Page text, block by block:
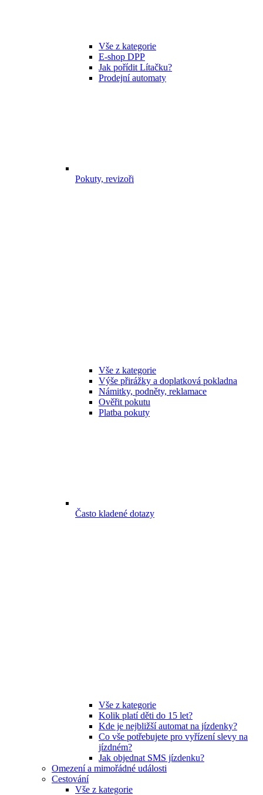
Vše z kategorie
E-shop DPP
Jak pořídit Lítačku?
Prodejní automaty
Pokuty, revizoři
Vše z kategorie
Výše přirážky a doplatková pokladna
Námitky, podněty, reklamace
Ověřit pokutu
Platba pokuty
Často kladené dotazy
Vše z kategorie
Kolik platí děti do 15 let?
Kde je nejbližší automat na jízdenky?
Co vše potřebujete pro vyřízení slevy na
jízdném?
Jak objednat SMS jízdenku?
Omezení a mimořádné události
Cestování
Vše z kategorie